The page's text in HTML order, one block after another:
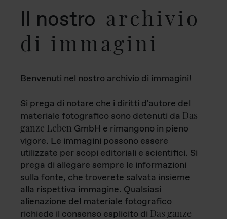
Il nostro archivio
di immagini
Benvenuti nel nostro archivio di immagini!
Si prega di notare che i diritti d'autore del
materiale fotografico sono detenuti da Das
ganze Leben GmbH e rimangono in pieno
vigore. Le immagini possono essere
utilizzate per scopi editoriali e scientifici. Si
prega di allegare sempre le informazioni
sulla fonte, che troverete salvata insieme
alla rispettiva immagine. Qualsiasi
alienazione del materiale fotografico
richiede il consenso esplicito di Das ganze